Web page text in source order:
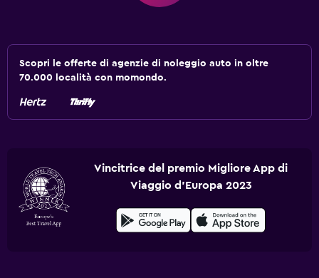
Scopri le offerte di agenzie di noleggio auto in oltre
70.000 località con momondo.
Vincitrice del premio Migliore App di
Viaggio d'Europa 2023